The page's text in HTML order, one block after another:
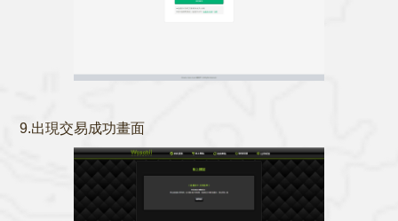
9.出現交易成功畫面